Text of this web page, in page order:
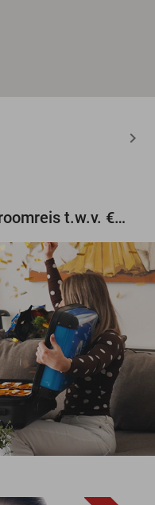
Maak gratis kans op een droomreis t.w.v. €3.000!